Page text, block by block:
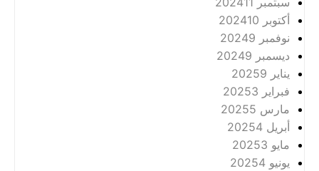
أكتوبر 2024 10
نوفمبر 2024 9
ديسمبر 2024 9
يناير 2025 9
فبراير 2025 3
مارس 2025 5
أبريل 2025 4
مايو 2025 3
يونيو 2025 4